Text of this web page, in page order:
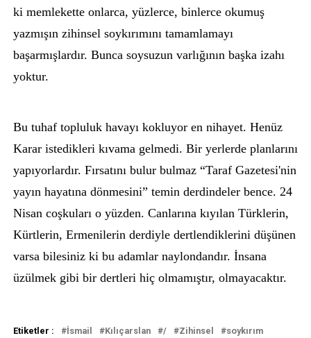
ki memlekette onlarca, yüzlerce, binlerce okumuş
yazmışın zihinsel soykırımını tamamlamayı
başarmışlardır. Bunca soysuzun varlığının başka izahı
yoktur.
Bu tuhaf topluluk havayı kokluyor en nihayet. Henüz
Karar istedikleri kıvama gelmedi. Bir yerlerde planlarını
yapıyorlardır. Fırsatını bulur bulmaz “Taraf Gazetesi'nin
yayın hayatına dönmesini” temin derdindeler bence. 24
Nisan coşkuları o yüzden. Canlarına kıyılan Türklerin,
Kürtlerin, Ermenilerin derdiyle dertlendiklerini düşünen
varsa bilesiniz ki bu adamlar naylondandır. İnsana
üzülmek gibi bir dertleri hiç olmamıştır, olmayacaktır.
Etiketler : İsmail Kılıçarslan / Zihinsel soykırım